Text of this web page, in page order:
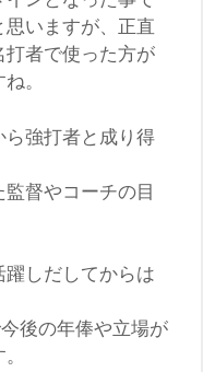
いますが、正直
打者で使った方が
。
ら強打者と成り得
督やコーチの目
しだしてからは
後の年俸や立場が